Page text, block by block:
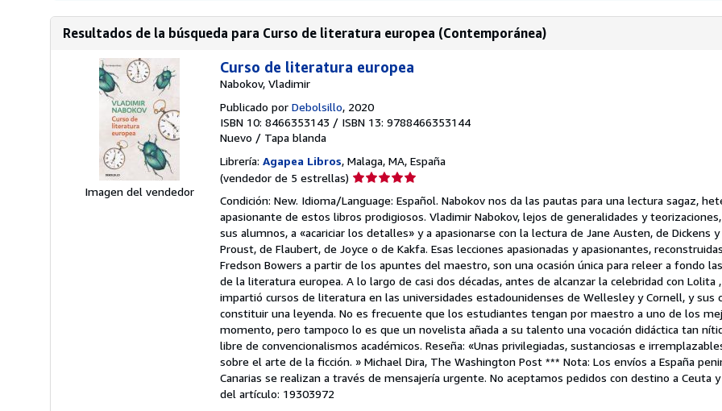
Resultados de la búsqueda para Curso de literatura europea (Contemporánea)
Imagen del vendedor
Curso de literatura europea
Nabokov, Vladimir
Publicado por Debolsillo, 2020
ISBN 10: 8466353143 / ISBN 13: 9788466353144
Nuevo / Tapa blanda
Librería: Agapea Libros, Malaga, MA, España
(vendedor de 5 estrellas) Calificación
vendedor:
5
de
5
estrellas
Condición: New. Idioma/Language: Español. Nabokov nos da las pautas para una lectura sagaz,
apasionante de estos libros prodigiosos. Vladimir Nabokov, lejos de generalidades y
sus alumnos, a «acariciar los detalles» y a apasionarse con la lectura de Jane Austen, de Dickens
Proust, de Flaubert, de Joyce o de Kakfa. Esas lecciones apasionadas y apasionantes,
Fredson Bowers a partir de los apuntes del maestro, son una ocasión única para releer a fondo
de la literatura europea. A lo largo de casi dos décadas, antes de alcanzar la celebridad con Lolita
impartió cursos de literatura en las universidades estadounidenses de Wellesley y Cornell, y sus
constituir una leyenda. No es frecuente que los estudiantes tengan por maestro a uno de los
momento, pero tampoco lo es que un novelista añada a su talento una vocación didáctica tan
libre de convencionalismos académicos. Reseña: «Unas privilegiadas, sustanciosas e
sobre el arte de la ficción. » Michael Dira, The Washington Post *** Nota: Los envíos a España
Canarias se realizan a través de mensajería urgente. No aceptamos pedidos con destino a Ceuta
del artículo: 19303972